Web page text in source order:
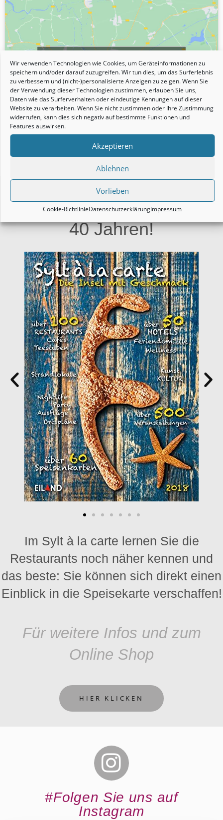
Wir verwenden Technologien wie Cookies, um Geräteinformationen zu
speichern und/oder darauf zuzugreifen. Wir tun dies, um das Surferlebnis
zu verbessern und (nicht-)personalisierte Anzeigen zu zeigen. Wenn Sie
der Verwendung dieser Technologien zustimmen, erlauben Sie uns,
Daten wie das Surferverhalten oder eindeutige Kennungen auf dieser
Website zu verarbeiten. Wenn Sie nicht zustimmen oder Ihre Zustimmung
widerrufen, kann dies sich negativ auf bestimmte Funktionen und
Features auswirken.
Akzeptieren
Ablehnen
Vorlieben
Cookie-RichtlinieDatenschutzerklärungImpressum
akzeptieren und diesen Inhalt zu
aktivieren
Der Inselbestseller seit über
40 Jahren!
Im Sylt à la carte lernen Sie die
Restaurants noch näher kennen und
das beste: Sie können sich direkt einen
Einblick in die Speisekarte verschaffen!
Für weitere Infos und zum
Online Shop
HIER KLICKEN
#Folgen Sie uns auf
Instagram